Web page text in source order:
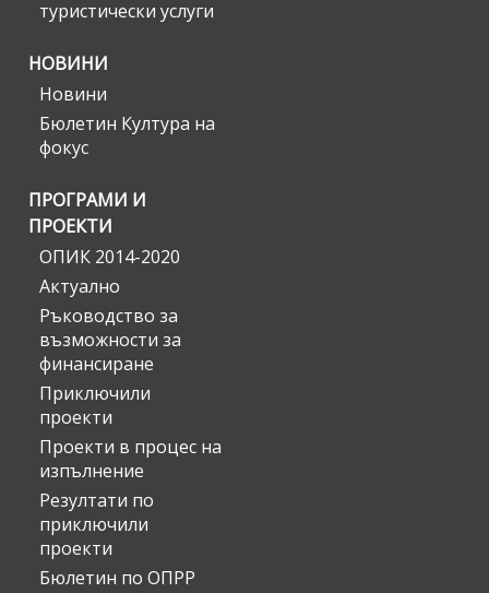
туристически услуги
НОВИНИ
Новини
Бюлетин Култура на
фокус
ПРОГРАМИ И
ПРОЕКТИ
ОПИК 2014-2020
Актуално
Ръководство за
възможности за
финансиране
Приключили
проекти
Проекти в процес на
изпълнение
Резултати по
приключили
проекти
Бюлетин по ОПРР